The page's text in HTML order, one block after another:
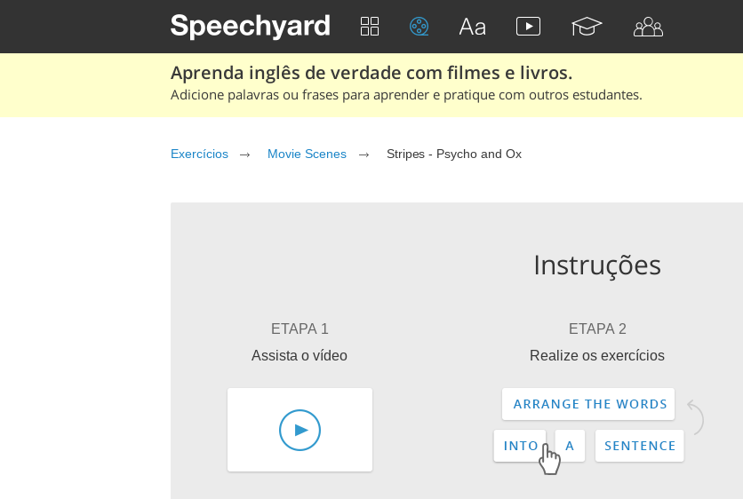
Aprenda inglês de verdade com filmes e livros.
Adicione palavras ou frases para aprender e pratique com outros estudantes.
Exercícios Movie Scenes Stripes - Psycho and Ox
Instruções
ETAPA 1
Assista o vídeo
ETAPA 2
Realize os exercícios